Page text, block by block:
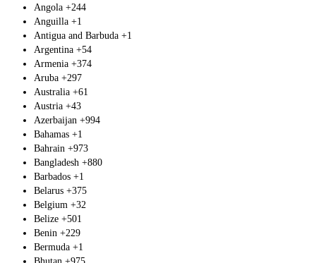
Angola +244
Anguilla +1
Antigua and Barbuda +1
Argentina +54
Armenia +374
Aruba +297
Australia +61
Austria +43
Azerbaijan +994
Bahamas +1
Bahrain +973
Bangladesh +880
Barbados +1
Belarus +375
Belgium +32
Belize +501
Benin +229
Bermuda +1